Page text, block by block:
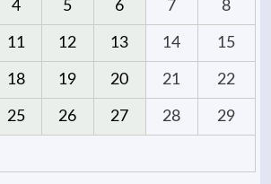
4 5 6 7 8
11 12 13 14 15
18 19 20 21 22
25 26 27 28 29